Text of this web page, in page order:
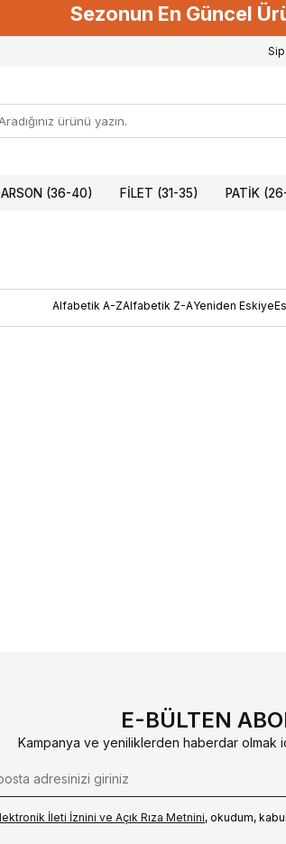
Sezonun En Güncel
(36-40) FILET (31-35) PATIK
Alfabetik A-ZAlfabetik Z-AYeniden Eskiye
E-BÜLTEN
Kampanya ve yeniliklerden haberdar olmak
İleti İzni‌ni ve Açık Rıza Metni‌ni, okudum,